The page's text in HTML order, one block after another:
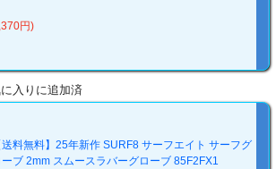
円)
入りに追加済
送料無料】25年新作 SURF8 サーフエイト サーフグ
ーブ 2mm スムースラバーグローブ 85F2FX1